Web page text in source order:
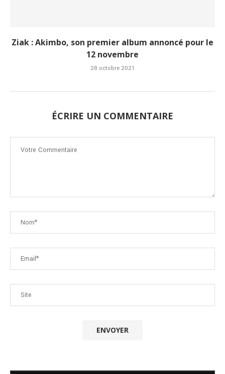
Ziak : Akimbo, son premier album annoncé pour le
12 novembre
28 octobre 2021
ÉCRIRE UN COMMENTAIRE